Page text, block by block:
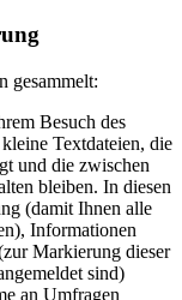
gesammelt:
Besuch des
Textdateien, die
und die zwischen
bleiben. In diesen
(damit Ihnen alle
Informationen
Markierung dieser
sind)
an Umfragen